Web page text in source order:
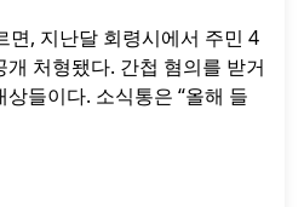
면, 지난달 회령시에서 주민 4
처형됐다. 간첩 혐의를 받거
들이다. 소식통은 “올해 들